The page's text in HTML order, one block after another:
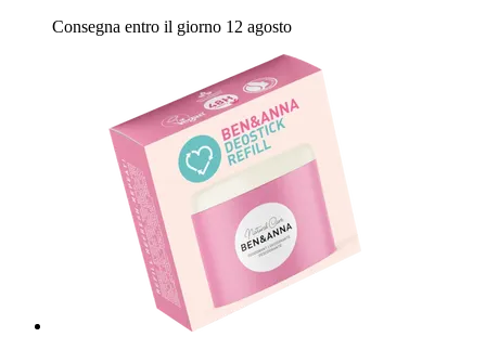
Consegna entro il giorno 12 agosto